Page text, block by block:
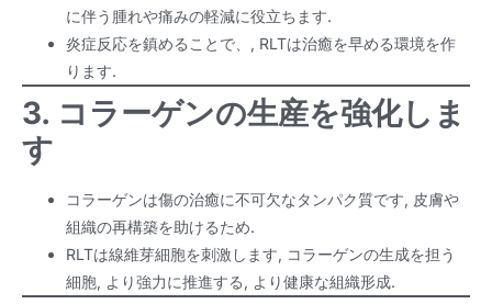
に伴う腫れや痛みの軽減に役立ちます.
炎症反応を鎮めることで、, RLTは治癒を早める環境を作
ります.
3. コラーゲンの生産を強化しま
す
コラーゲンは傷の治癒に不可欠なタンパク質です, 皮膚や
組織の再構築を助けるため.
RLTは線維芽細胞を刺激します, コラーゲンの生成を担う
細胞, より強力に推進する, より健康な組織形成.